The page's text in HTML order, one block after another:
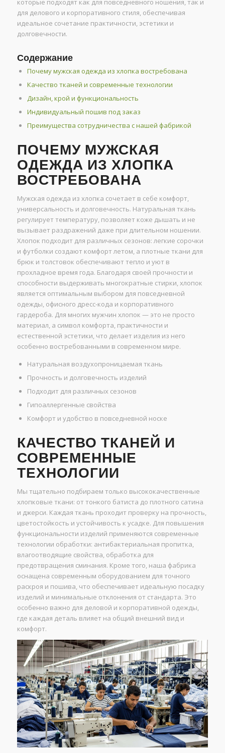
которые подходят как для повседневного ношения, так и
для делового и корпоративного стиля, обеспечивая
идеальное сочетание практичности, эстетики и
долговечности.
Содержание
Почему мужская одежда из хлопка востребована
Качество тканей и современные технологии
Дизайн, крой и функциональность
Индивидуальный пошив под заказ
Преимущества сотрудничества с нашей фабрикой
ПОЧЕМУ МУЖСКАЯ
ОДЕЖДА ИЗ ХЛОПКА
ВОСТРЕБОВАНА
Мужская одежда из хлопка сочетает в себе комфорт,
универсальность и долговечность. Натуральная ткань
регулирует температуру, позволяет коже дышать и не
вызывает раздражений даже при длительном ношении.
Хлопок подходит для различных сезонов: легкие сорочки
и футболки создают комфорт летом, а плотные ткани для
брюк и толстовок обеспечивают тепло и уют в
прохладное время года. Благодаря своей прочности и
способности выдерживать многократные стирки, хлопок
является оптимальным выбором для повседневной
одежды, офисного дресс-кода и корпоративного
гардероба. Для многих мужчин хлопок — это не просто
материал, а символ комфорта, практичности и
естественной эстетики, что делает изделия из него
особенно востребованными в современном мире.
Натуральная воздухопроницаемая ткань
Прочность и долговечность изделий
Подходит для различных сезонов
Гипоаллергенные свойства
Комфорт и удобство в повседневной носке
КАЧЕСТВО ТКАНЕЙ И
СОВРЕМЕННЫЕ
ТЕХНОЛОГИИ
Мы тщательно подбираем только высококачественные
хлопковые ткани: от тонкого батиста до плотного сатина
и джерси. Каждая ткань проходит проверку на прочность,
цветостойкость и устойчивость к усадке. Для повышения
функциональности изделий применяются современные
технологии обработки: антибактериальная пропитка,
влагоотводящие свойства, обработка для
предотвращения сминания. Кроме того, наша фабрика
оснащена современным оборудованием для точного
раскроя и пошива, что обеспечивает идеальную посадку
изделий и минимальные отклонения от стандарта. Это
особенно важно для деловой и корпоративной одежды,
где каждая деталь влияет на общий внешний вид и
комфорт.